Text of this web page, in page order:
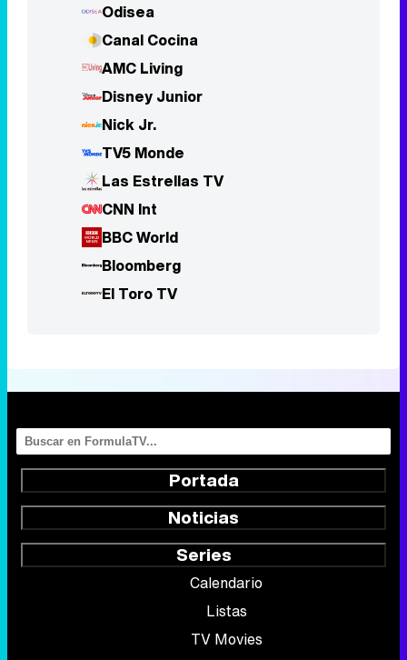
Odisea
Canal Cocina
AMC Living
Disney Junior
Nick Jr.
TV5 Monde
Las Estrellas TV
CNN Int
BBC World
Bloomberg
El Toro TV
Portada
Noticias
Series
Calendario
Listas
TV Movies